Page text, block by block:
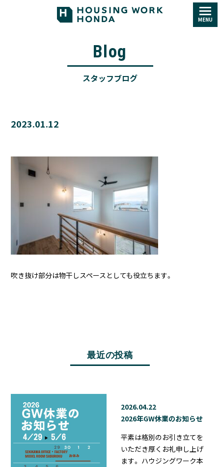
MENU
Blog
スタッフブログ
2023.01.12
吹き抜け部分は物干しスペースとしても役立ちます。
最近の投稿
2026.04.22
2026年GW休業のお知らせ
平素は格別のお引き立てを
いただき厚くお礼申し上げ
ます。 ハウジングワーク本